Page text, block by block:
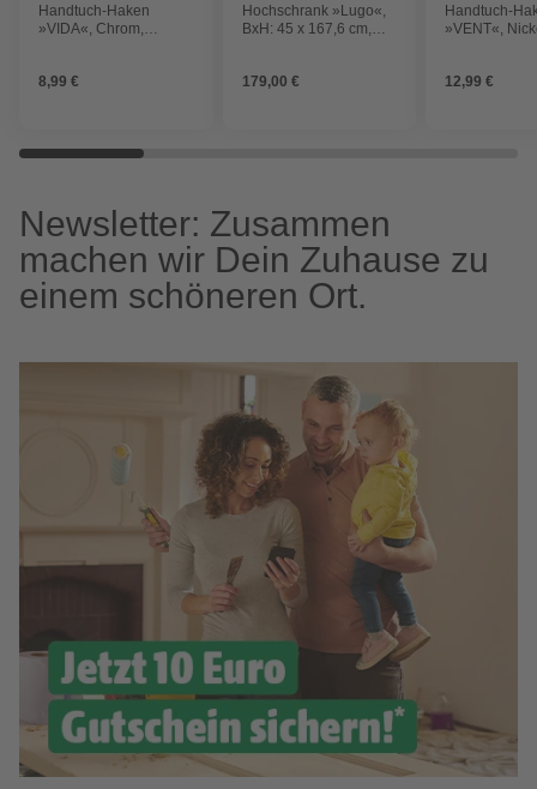
Handtuch-Haken
»VIDA«, Chrom,
8,99 €
Hochschrank »Lugo«,
BxH: 45 x 167,6 cm,
179,00 €
Handtuch-
»VENT«,
12,99 €
Newsletter: Zusammen
machen wir Dein Zuhause zu
einem schöneren Ort.